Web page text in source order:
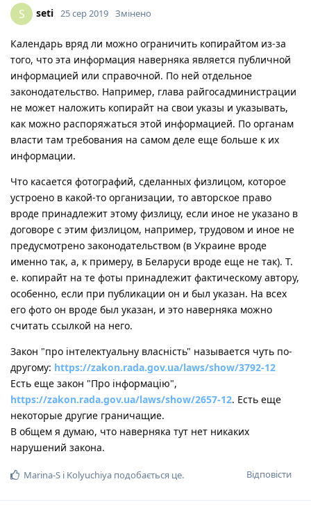
S seti 25 сер 2019 Змінено
Календарь вряд ли можно ограничить копирайтом из-за
того, что эта информация наверняка является публичной
информацией или справочной. По ней отдельное
законодательство. Например, глава райгосадминистрации
не может наложить копирайт на свои указы и указывать,
как можно распоряжаться этой информацией. По органам
власти там требования на самом деле еще больше к их
информации.
Что касается фотографий, сделанных физлицом, которое
устроено в какой-то организации, то авторское право
вроде принадлежит этому физлицу, если иное не указано в
договоре с этим физлицом, например, трудовом и иное не
предусмотрено законодательством (в Украине вроде
именно так, а, к примеру, в Беларуси вроде еще не так). Т.
е. копирайт на те фоты принадлежит фактическому автору,
особенно, если при публикации он и был указан. На всех
его фото он вроде был указан, и это наверняка можно
считать ссылкой на него.
Закон "про інтелектуальну власність" называется чуть по-
другому: https://zakon.rada.gov.ua/laws/show/3792-12
Есть еще закон "Про інформацію",
https://zakon.rada.gov.ua/laws/show/2657-12. Есть еще
некоторые другие граничащие.
В общем я думаю, что наверняка тут нет никаких
нарушений закона.
Відповісти
Marina-S і Kolyuchiya подобається це.